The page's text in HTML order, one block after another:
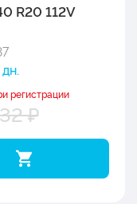
R20 112V
регистрации
₽